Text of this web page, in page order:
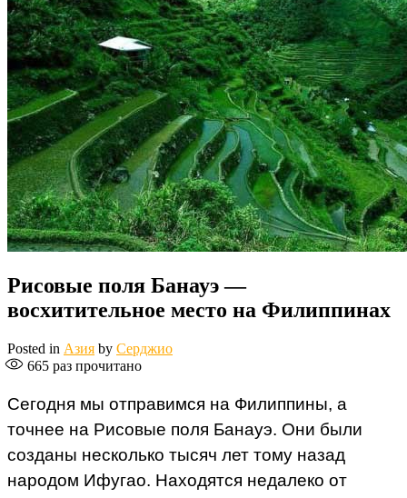
Рисовые поля Банауэ —
восхитительное место на Филиппинах
Posted in Азия by Серджио
665 раз прочитано
Сегодня мы отправимся на Филиппины, а
точнее на Рисовые поля Банауэ. Они были
созданы несколько тысяч лет тому назад
народом Ифугао. Находятся недалеко от